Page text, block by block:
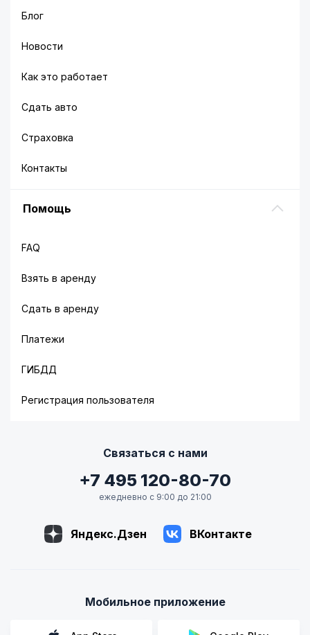
Блог
Новости
Как это работает
Сдать авто
Страховка
Контакты
Помощь
FAQ
Взять в аренду
Сдать в аренду
Платежи
ГИБДД
Регистрация пользователя
Связаться с нами
+7 495 120-80-70
ежедневно с 9:00 до 21:00
Яндекс.Дзен ВКонтакте
Мобильное приложение